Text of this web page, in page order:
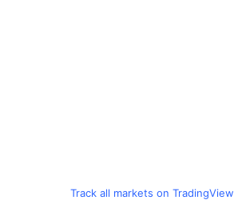
Track all markets on TradingView